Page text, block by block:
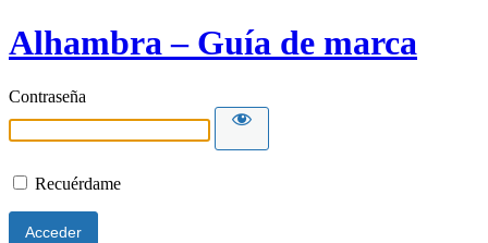
Alhambra – Guía de marca
Contraseña
Recuérdame